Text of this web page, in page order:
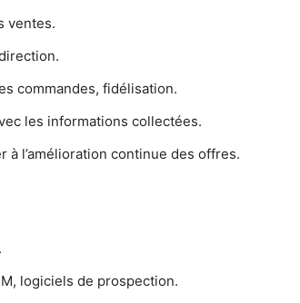
ventes.
commandes, fidélisation.
les informations collectées.
l’amélioration continue des offres.
logiciels de prospection.